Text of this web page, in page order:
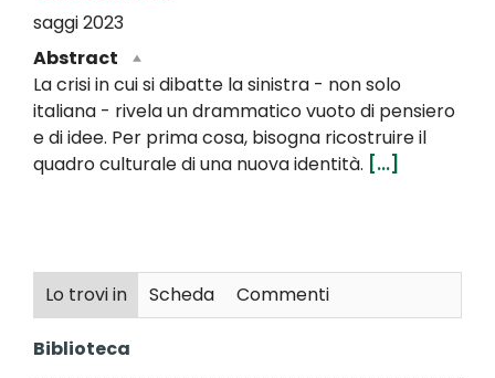
saggi2023
Abstract
La crisi in cui si dibatte la sinistra - non solo
italiana - rivela un drammatico vuoto di pensiero
e di idee. Per prima cosa, bisogna ricostruire il
quadro culturale di una nuova identità. [...]
Lo trovi in Scheda Commenti
Biblioteca